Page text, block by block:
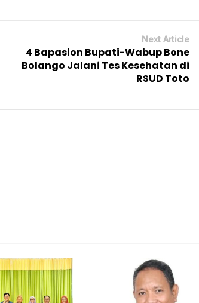
Next Article
4 Bapaslon Bupati-Wabup Bone
Bolango Jalani Tes Kesehatan di
RSUD Toto